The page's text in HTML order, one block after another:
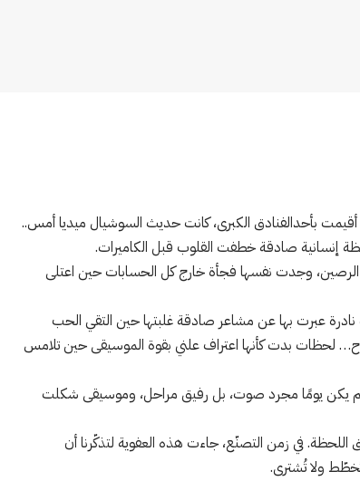
أقيمت بأحدالفنادق الكبرى، كانت حديث السوشيال ميديا أمس..
إنسانية صادقة خطفت القلوب قبل الكاميرات.
وجدت نفسها فجأة خارج كل الحسابات حين اعتلى
نادرة عبرت بها عن مشاعر صادقة غلبتها حين التقي الحب
لحظات بدت كأنها اعتراف علني بقوة الموسيقى حين تلامس
لم يكن يومًا مجرد صوت، بل رفيق مراحل، وموسيقى شكلت
في زمن التصنّع، جاءت هذه العفوية لتذكّرنا أن
تُخطّط ولا تُشترى.